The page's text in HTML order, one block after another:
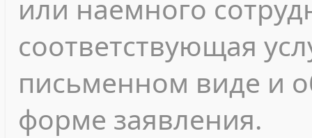
или наемного
соответствующая
письменном виде и
форме заявления.